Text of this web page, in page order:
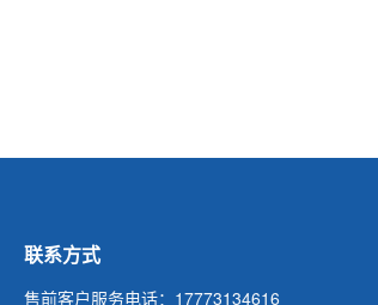
联系方式
售前客户服务电话：17773134616